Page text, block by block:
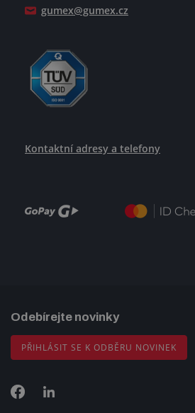
gumex@gumex.cz
Kontaktní adresy a telefony
Odebírejte novinky
PŘIHLÁSIT SE K ODBĚRU NOVINEK